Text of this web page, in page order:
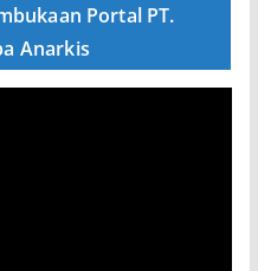
Portal PT.
Anarkis